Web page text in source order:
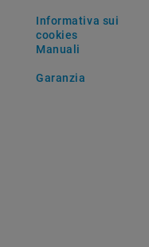
Informativa sui
cookies
Manuali
Garanzia